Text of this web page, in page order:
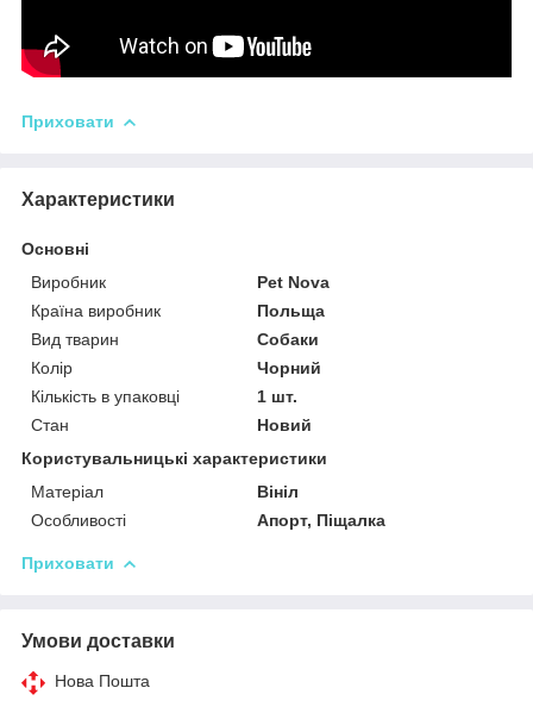
Приховати
Характеристики
Основні
Виробник
Pet Nova
Країна виробник
Польща
Вид тварин
Собаки
Колір
Чорний
Кількість в упаковці
1 шт.
Стан
Новий
Користувальницькі характеристики
Матеріал
Вініл
Особливості
Апорт, Піщалка
Приховати
Умови доставки
Нова Пошта